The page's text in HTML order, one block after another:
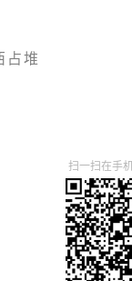
占堆
扫一扫在手